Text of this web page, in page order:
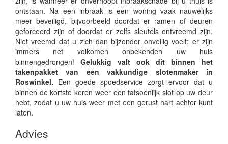
ontstaan. Na een inbraak is een woning vaak nauwelijks
meer beveiligd, bijvoorbeeld doordat er ramen of deuren
geforceerd zijn of doordat er zelfs sleutels ontvreemd zijn.
Niet vreemd dat u zich dan bijzonder onveilig voelt: er zijn
immers net volkomen onbekenden uw huis
binnengedrongen! Gelukkig valt ook dit binnen het
takenpakket van een vakkundige slotenmaker in
Roswinkel. Een goede spoedservice zorgt ervoor dat u
binnen de kortste keren weer een fatsoenlijk slot op uw deur
hebt, zodat u uw huis weer met een gerust hart achter kunt
laten.
Advies